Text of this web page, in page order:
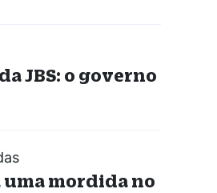
JBS: o governo
mordida no